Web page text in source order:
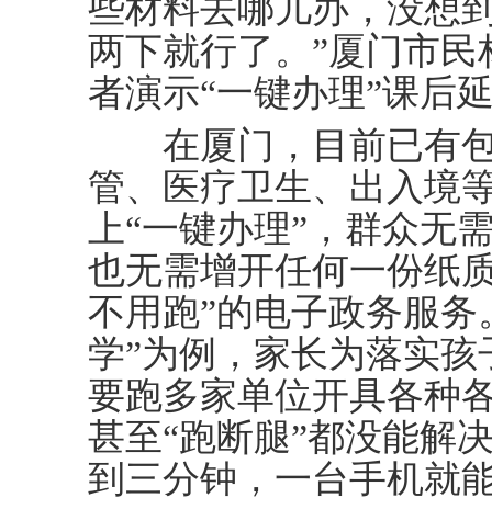
些材料去哪儿办，没想
两下就行了。”厦门市
者演示“一键办理”课后
在厦门，目前已有包
管、医疗卫生、出入境
上“一键办理”，群众无
也无需增开任何一份纸
不用跑”的电子政务服
学”为例，家长为落实
要跑多家单位开具各种
甚至“跑断腿”都没能解
到三分钟，一台手机就